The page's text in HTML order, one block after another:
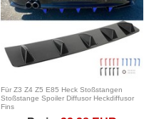
Für Z3 Z4 Z5 E85 Heck Stoßstangen
Stoßstange Spoiler Diffusor Heckdiffusor
Fins